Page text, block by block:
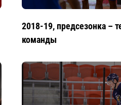
2018-19, предсезонка –
команды